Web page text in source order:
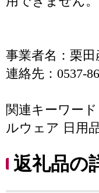
事業者名：栗田
連絡先：0537-
関連キーワー
ルウェア 日用
返礼品の